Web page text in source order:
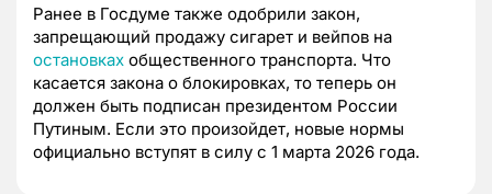
Ранее в Госдуме также одобрили закон,
запрещающий продажу сигарет и вейпов на
остановках общественного транспорта. Что
касается закона о блокировках, то теперь он
должен быть подписан президентом России
Путиным. Если это произойдет, новые нормы
официально вступят в силу с 1 марта 2026 года.